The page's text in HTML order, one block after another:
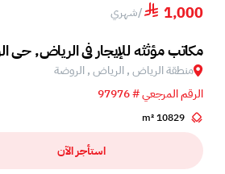
1,000
/شهري
مكاتب مؤثثه للإيجار في الرياض, حي
منطقة الرياض , الرياض , الروضة
الرقم المرجعي # 97976
10829 m²
استأجر الآن